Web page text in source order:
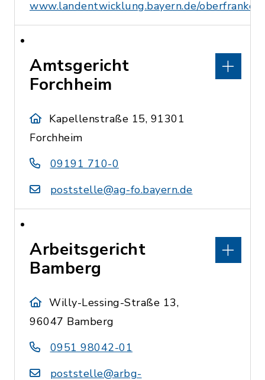
www.landentwicklung.bayern.de/oberfranken
Amtsgericht
Forchheim
Kapellenstraße 15, 91301
Forchheim
09191 710-0
poststelle@ag-fo.bayern.de
Arbeitsgericht
Bamberg
Willy-Lessing-Straße 13,
96047 Bamberg
0951 98042-01
poststelle@arbg-